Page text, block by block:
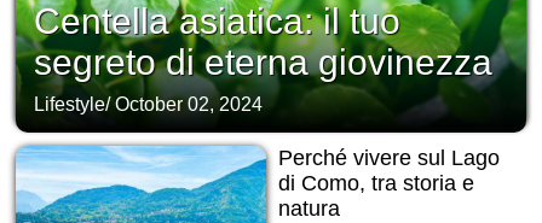
Centella asiatica: il tuo
segreto di eterna giovinezza
Lifestyle/October 02, 2024
Perché vivere sul Lago
di Como, tra storia e
natura